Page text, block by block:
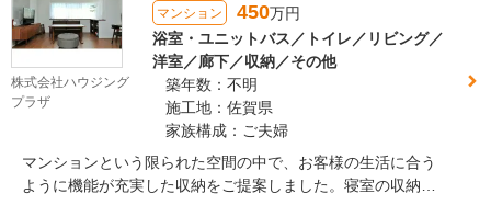
株式会社ハウジング
プラザ
マンション 450万円
浴室・ユニットバス／トイレ／リビング／
洋室／廊下／収納／その他
築年数：不明
施工地：佐賀県
家族構成：ご夫婦
マンションという限られた空間の中で、お客様の生活に合う
ように機能が充実した収納をご提案しました。寝室の収納に